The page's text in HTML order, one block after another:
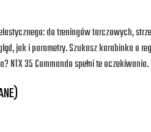
do treningów tarczowych,
jak i parametry. Szukasz karabinka o
NTX 35 Commando spełni te oczekiwania.